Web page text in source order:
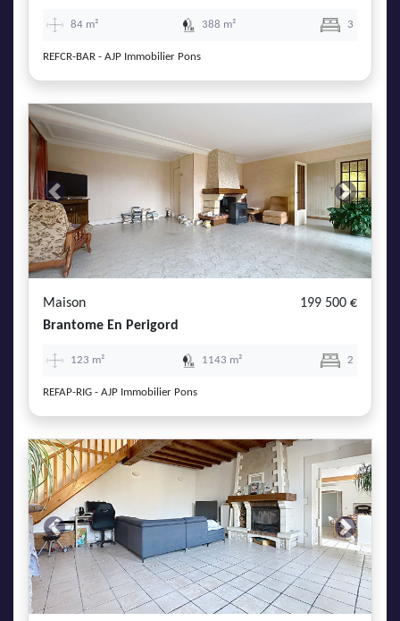
84 m² 388 m² 3
REFCR-BAR - AJP Immobilier Pons
Previous Next
Maison
199 500 €
Brantome En Perigord
123 m² 1143 m² 2
REFAP-RIG - AJP Immobilier Pons
Previous Next